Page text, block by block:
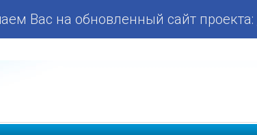
Вас на обновленный сайт проекта: